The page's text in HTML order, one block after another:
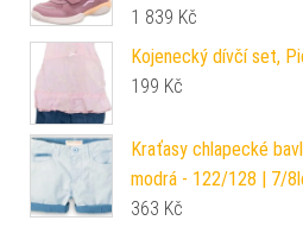
1 839 Kč
Kojenecký dívčí set,
199 Kč
Kraťasy chlapecké
modrá - 122/128 | 7/
363 Kč